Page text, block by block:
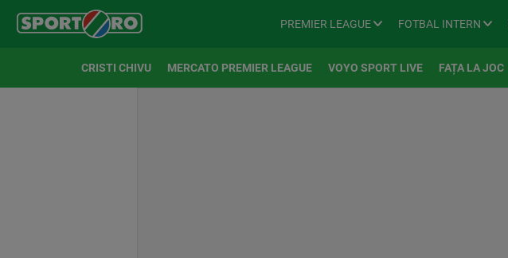
PREMIER LEAGUE FOTBAL INTERN
CRISTI CHIVU MERCATO PREMIER LEAGUE VOYO SPORT LIVE FAȚA LA JOC